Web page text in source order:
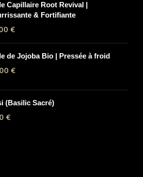
Capillaire Root Revival |
& Fortifiante
€
de Jojoba Bio | Pressée à froid
€
(Basilic Sacré)
€